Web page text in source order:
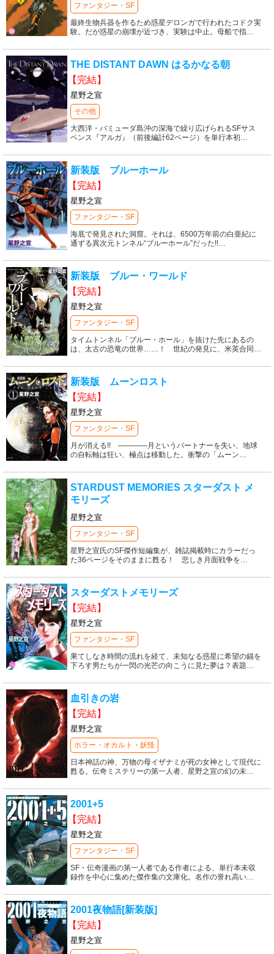
ファンタジー・SF
最終生物兵器を作るため惑星デロンガで行われたコドク実
験。だが惑星の崩壊が近づき、実験は中止。母船で指…
THE DISTANT DAWN はるかなる朝
【完結】
星野之宣
その他
大西洋・バミューダ島沖の深海で繰り広げられるSFサス
ペンス『アルガ』（前後編計62ページ）を単行本初…
新装版 ブルーホール
【完結】
星野之宣
ファンタジー・SF
海底で発見された洞窟。それは、6500万年前の白亜紀に
通ずる異次元トンネル“ブルーホール”だった!!…
新装版 ブルー・ワールド
【完結】
星野之宣
ファンタジー・SF
タイムトンネル「ブルー・ホール」を抜けた先にあるの
は、太古の恐竜の世界……！ 世紀の発見に、米英合同 …
新装版 ムーンロスト
【完結】
星野之宣
ファンタジー・SF
月が消える!! ――――月というパートナーを失い、地球
の自転軸は狂い、極点は移動した。衝撃の「ムーン…
STARDUST MEMORIES スターダスト メ
モリーズ
星野之宣
ファンタジー・SF
星野之宣氏のSF傑作短編集が、雑誌掲載時にカラーだっ
た36ページをそのままに甦る！ 悲しき月面戦争を…
スターダストメモリーズ
【完結】
星野之宣
ファンタジー・SF
果てしなき時間の流れを経て、未知なる惑星に希望の錨を
下ろす男たちが一閃の光芒の向こうに見た夢は？表題…
血引きの岩
【完結】
星野之宣
ホラー・オカルト・妖怪
日本神話の神、万物の母イザナミが死の女神として現代に
甦る。伝奇ミステリーの第一人者、星野之宣の幻の未…
2001+5
【完結】
星野之宣
ファンタジー・SF
SF・伝奇漫画の第一人者である作者による、単行本未収
録作を中心に集めた傑作集の文庫化。名作の誉れ高い…
2001夜物語[新装版]
【完結】
星野之宣